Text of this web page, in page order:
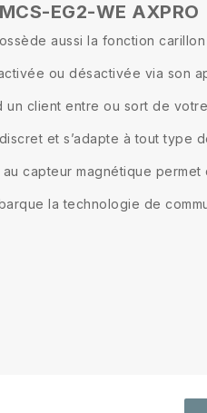
EG2-WE AXPRO
aussi la fonction
ou désactivée via son
un client entre ou sort de
et s’adapte à tout type
capteur magnétique
la technologie de